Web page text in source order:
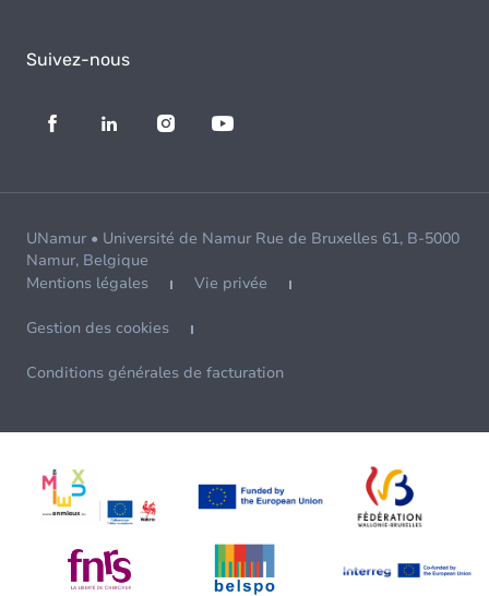
Suivez-nous
UNamur • Université de Namur Rue de Bruxelles 61, B-5000
Namur, Belgique
Mentions légales
Vie privée
Gestion des cookies
Conditions générales de facturation